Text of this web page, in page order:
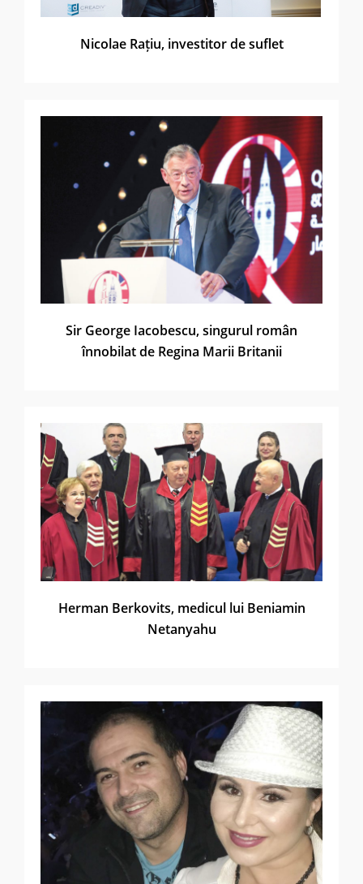
Nicolae Rațiu, investitor de suflet
Sir George Iacobescu, singurul român
înnobilat de Regina Marii Britanii
Herman Berkovits, medicul lui Beniamin
Netanyahu